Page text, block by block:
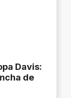
Davis:
de